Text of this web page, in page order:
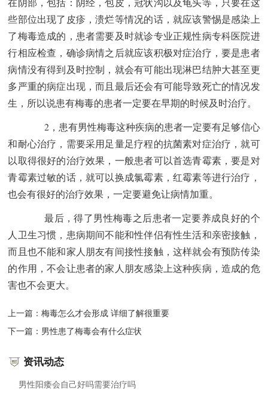
些部位出现了皮疹，溃烂等情况的话，就应该警惕是感染上
了梅毒造成的，患者需要及时就诊专业正规性病专科医院进
行相应检查，确诊病情之后就应该积极对症治疗，要是患者
病情没有得到及时控制，就会有可能出现淋巴结肿大甚至更
多严重的病症出现，而且最后还会有可能导致死亡的情况发
生，所以说患有梅毒的患者一定要在早期的时候及时治疗。
2，患有男性梅毒这种疾病的患者一定要有足够信心
和耐心治疗，需要采用足量足疗程的抗菌素对症治疗，就可
以取得很好的治疗效果，一般患者可以首选青霉素，要是对
青霉素过敏的话，就可以换成氯霉素，红霉素等进行治疗，
也会有很好的治疗效果，一定要避免让病情加重。
最后，得了男性梅毒之后患者一定要养成良好的个
人卫生习惯，患病期间不能和性伴侣有性生活和亲密接触，
而且也不能和家人朋友有间接性接触，这样就会有预防传染
的作用，不会让患者的家人朋友感染上这种疾病，造成的危
害也不会更大。
上一篇：梅毒怎么才会形成 详细了解很重要
下一篇： 男性患了梅毒会有什么症状
资讯动态
男性阳痿会自己好吗需要治疗吗